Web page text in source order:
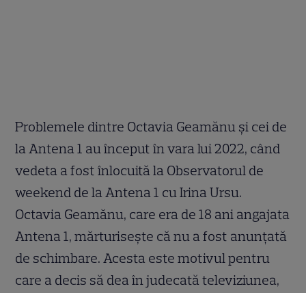
Problemele dintre Octavia Geamănu și cei de
la Antena 1 au început în vara lui 2022, când
vedeta a fost înlocuită la Observatorul de
weekend de la Antena 1 cu Irina Ursu.
Octavia Geamănu, care era de 18 ani angajata
Antena 1, mărturisește că nu a fost anunțată
de schimbare. Acesta este motivul pentru
care a decis să dea în judecată televiziunea,